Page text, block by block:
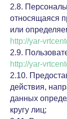
2.8.
относящаяся
или
http://yar-
2.9.
http://yar-
2.10.
действия,
данных
кругу лиц;